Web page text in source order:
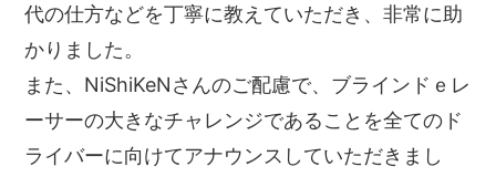
代の仕方などを丁寧に教えていただき、非常に助
かりました。
また、NiShiKeNさんのご配慮で、ブラインドｅレ
ーサーの大きなチャレンジであることを全てのド
ライバーに向けてアナウンスしていただきまし